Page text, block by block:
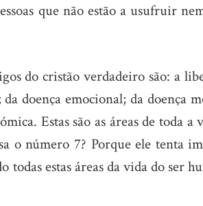
que não estão a usufruir
do cristão verdadeiro são: a
doença emocional; da doença
Estas são as áreas de toda
o número 7? Porque ele tenta
todas estas áreas da vida do ser